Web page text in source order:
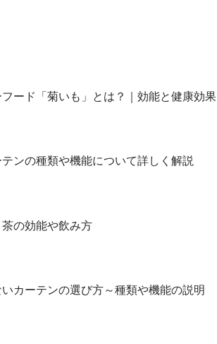
フード「菊いも」とは？｜効能と健康効果
ンの種類や機能について詳しく解説
茶の効能や飲み方
カーテンの選び方～種類や機能の説明